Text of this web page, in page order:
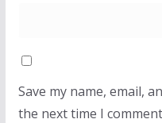
Save my name, email,
the next time I